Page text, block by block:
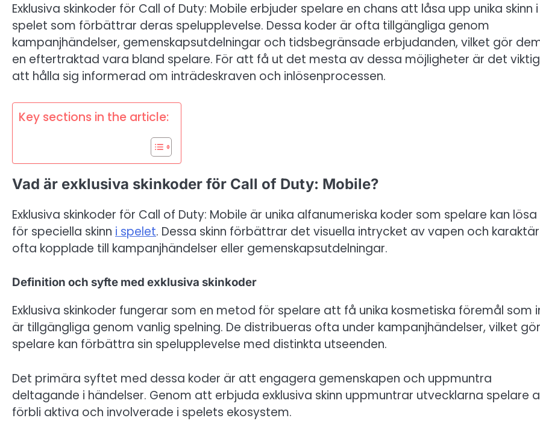
Exklusiva skinkoder för Call of Duty: Mobile erbjuder spelare en chans att låsa upp unika skinn i
spelet som förbättrar deras spelupplevelse. Dessa koder är ofta tillgängliga genom
kampanjhändelser, gemenskapsutdelningar och tidsbegränsade erbjudanden, vilket gör
en eftertraktad vara bland spelare. För att få ut det mesta av dessa möjligheter är det
att hålla sig informerad om inträdeskraven och inlösenprocessen.
Key sections in the article:
Vad är exklusiva skinkoder för Call of Duty: Mobile?
Exklusiva skinkoder för Call of Duty: Mobile är unika alfanumeriska koder som spelare kan lösa
för speciella skinn i spelet. Dessa skinn förbättrar det visuella intrycket av vapen och
ofta kopplade till kampanjhändelser eller gemenskapsutdelningar.
Definition och syfte med exklusiva skinkoder
Exklusiva skinkoder fungerar som en metod för spelare att få unika kosmetiska föremål som
är tillgängliga genom vanlig spelning. De distribueras ofta under kampanjhändelser, vilket
spelare kan förbättra sin spelupplevelse med distinkta utseenden.
Det primära syftet med dessa koder är att engagera gemenskapen och uppmuntra
deltagande i händelser. Genom att erbjuda exklusiva skinn uppmuntrar utvecklarna spelare
förbli aktiva och involverade i spelets ekosystem.